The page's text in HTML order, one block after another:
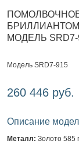
БРИЛЛИАНТОМ
МОДЕЛЬ SRD7-
Модель SRD7-915
260 446 руб.
Описание
Металл: Золото 585